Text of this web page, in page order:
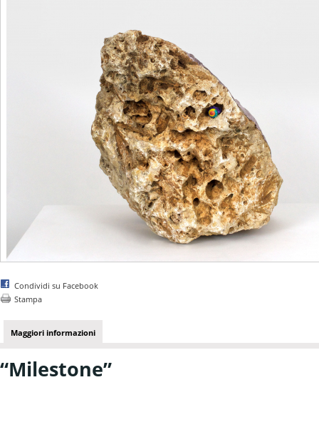
Condividi su Facebook
Stampa
Maggiori informazioni
“Milestone”